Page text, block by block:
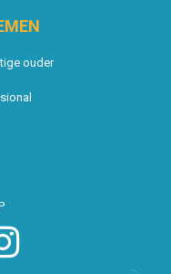
ouder